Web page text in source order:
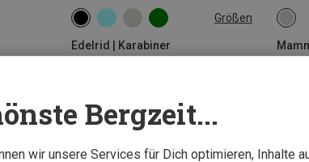
Größen
Edelrid | Karabiner
000
Bergzeit...
wir unsere Services für Dich optimieren, Inhalte